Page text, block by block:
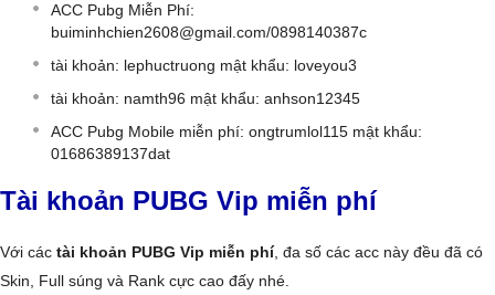
ACC Pubg Miễn Phí:
buiminhchien2608@gmail.com/0898140387c
tài khoản: lephuctruong mật khẩu: loveyou3
tài khoản: namth96 mật khẩu: anhson12345
ACC Pubg Mobile miễn phí: ongtrumlol115 mật khẩu:
01686389137dat
Tài khoản PUBG Vip miễn phí
Với các tài khoản PUBG Vip miễn phí, đa số các acc này đều đã có
Skin, Full súng và Rank cực cao đấy nhé.